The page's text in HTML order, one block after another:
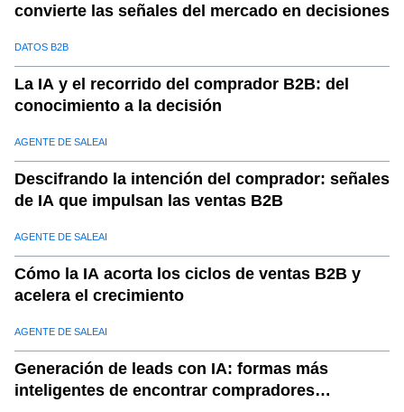
09. Conclusión: El futuro de las ventas conSaleAI
convierte las señales del mercado en decisiones
DATOS B2B
La IA y el recorrido del comprador B2B: del
conocimiento a la decisión
AGENTE DE SALEAI
Descifrando la intención del comprador: señales
de IA que impulsan las ventas B2B
AGENTE DE SALEAI
Cómo la IA acorta los ciclos de ventas B2B y
acelera el crecimiento
AGENTE DE SALEAI
Generación de leads con IA: formas más
inteligentes de encontrar compradores